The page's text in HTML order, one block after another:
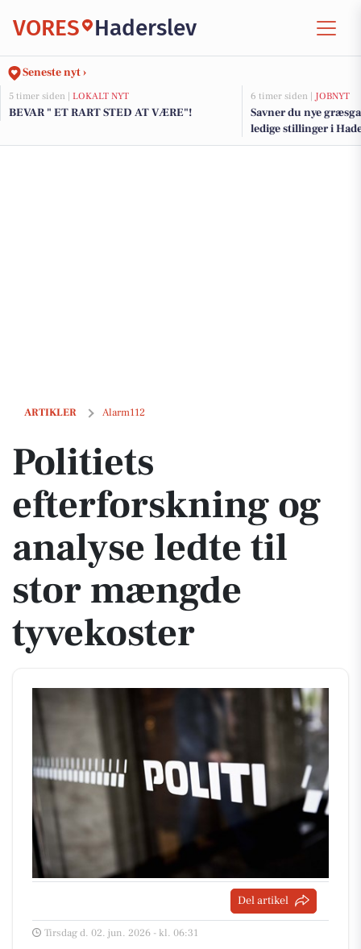
VORES Haderslev
Seneste nyt ›
5 timer siden | LOKALT NYT
BEVAR " ET RART STED AT VÆRE"!
6 timer siden | JOBNYT
Savner du nye
ledige stillinger i
ARTIKLER Alarm112
Politiets efterforskning og analyse ledte til stor mængde tyvekoster
Politiets
efterforskning og
analyse ledte til
stor mængde
tyvekoster
Del artikel
Tirsdag d. 02. jun. 2026 - kl. 06:31